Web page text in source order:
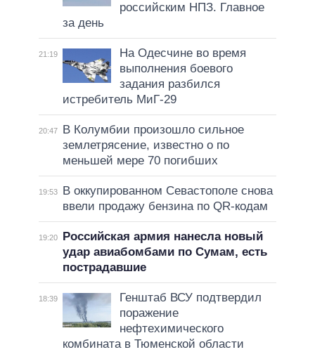
российским НПЗ. Главное
за день
21:19
На Одесчине во время
выполнения боевого
задания разбился
истребитель МиГ-29
20:47
В Колумбии произошло сильное
землетрясение, известно о по
меньшей мере 70 погибших
19:53
В оккупированном Севастополе снова
ввели продажу бензина по QR-кодам
19:20
Российская армия нанесла новый
удар авиабомбами по Сумам, есть
пострадавшие
18:39
Генштаб ВСУ подтвердил
поражение
нефтехимического
комбината в Тюменской области